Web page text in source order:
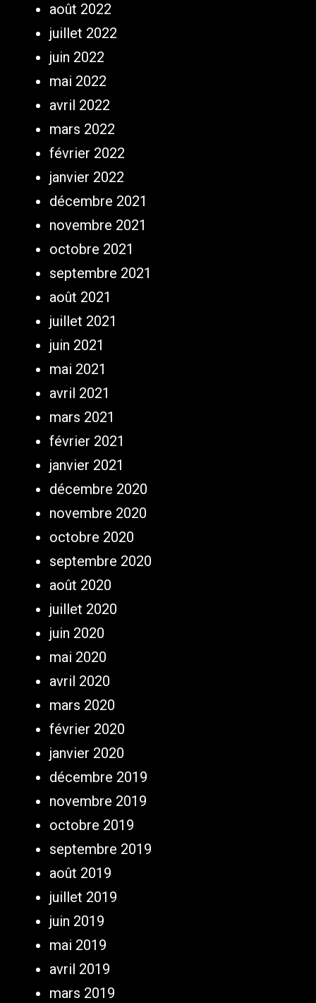
août 2022
juillet 2022
juin 2022
mai 2022
avril 2022
mars 2022
février 2022
janvier 2022
décembre 2021
novembre 2021
octobre 2021
septembre 2021
août 2021
juillet 2021
juin 2021
mai 2021
avril 2021
mars 2021
février 2021
janvier 2021
décembre 2020
novembre 2020
octobre 2020
septembre 2020
août 2020
juillet 2020
juin 2020
mai 2020
avril 2020
mars 2020
février 2020
janvier 2020
décembre 2019
novembre 2019
octobre 2019
septembre 2019
août 2019
juillet 2019
juin 2019
mai 2019
avril 2019
mars 2019